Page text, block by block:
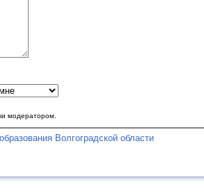
модератором.
Волгоградской области